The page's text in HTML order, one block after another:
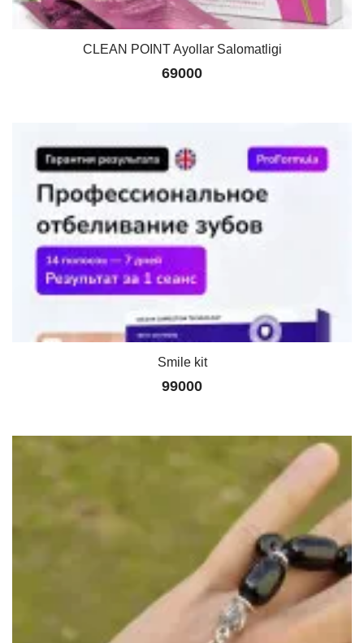
CLEAN POINT Ayollar Salomatligi
69000
Smile kit
99000